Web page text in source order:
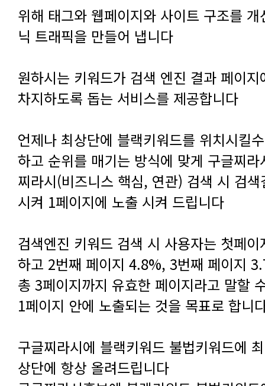
닉 트래픽을 만들어 냅니다
차지하도록 돕는 서비스를 제공합니다
시켜 1페이지에 노출 시켜 드립니다
하고 2번째 페이지 4.8%, 3번째 페이지
1페이지 안에 노출되는 것을 목표로 합니
상단에 항상 올려드립니다